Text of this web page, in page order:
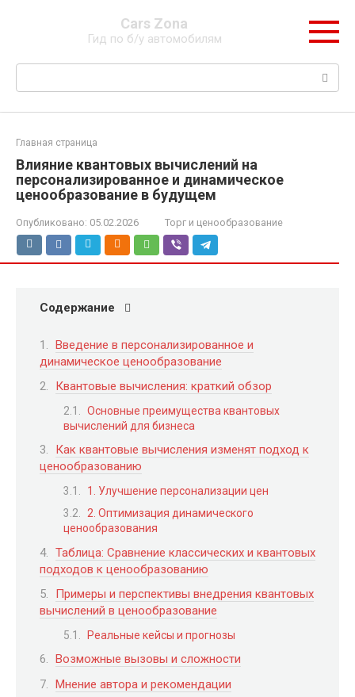
Cars Zona
Гид по б/у автомобилям
Поиск:
Главная страница
Влияние квантовых вычислений на
персонализированное и динамическое
ценообразование в будущем
Опубликовано: 05.02.2026 Торг и ценообразование
Содержание
Введение в персонализированное и
динамическое ценообразование
Квантовые вычисления: краткий обзор
Основные преимущества квантовых
вычислений для бизнеса
Как квантовые вычисления изменят подход к
ценообразованию
1. Улучшение персонализации цен
2. Оптимизация динамического
ценообразования
Таблица: Сравнение классических и квантовых
подходов к ценообразованию
Примеры и перспективы внедрения квантовых
вычислений в ценообразование
Реальные кейсы и прогнозы
Возможные вызовы и сложности
Мнение автора и рекомендации